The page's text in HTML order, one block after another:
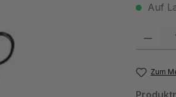
Auf
Zum